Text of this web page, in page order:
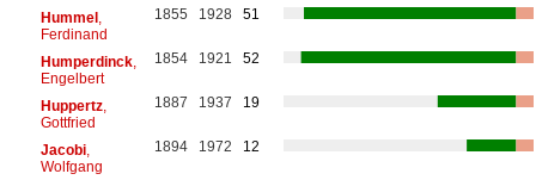
Hummel,
Ferdinand
1855 1928 51
Humperdinck,
Engelbert
1854 1921 52
Huppertz,
Gottfried
1887 1937 19
Jacobi,
Wolfgang
1894 1972 12